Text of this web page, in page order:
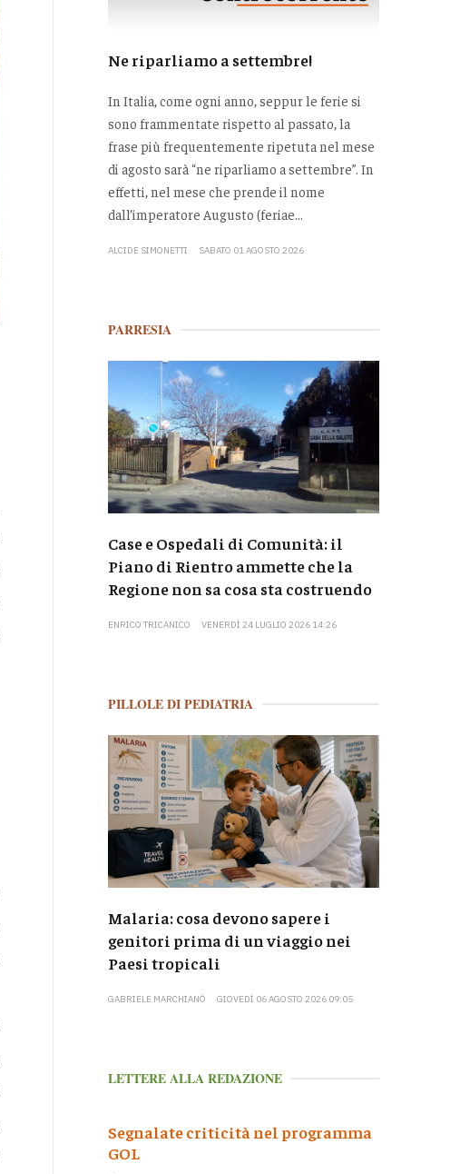
Ne riparliamo a settembre!
In Italia, come ogni anno, seppur le ferie si
sono frammentate rispetto al passato, la
frase più frequentemente ripetuta nel mese
di agosto sarà “ne riparliamo a settembre”. In
effetti, nel mese che prende il nome
dall’imperatore Augusto (feriae...
ALCIDE SIMONETTI SABATO 01 AGOSTO 2026
PARRESIA
Case e Ospedali di Comunità: il
Piano di Rientro ammette che la
Regione non sa cosa sta costruendo
ENRICO TRICANICO VENERDÌ 24 LUGLIO 2026 14:26
PILLOLE DI PEDIATRIA
Malaria: cosa devono sapere i
genitori prima di un viaggio nei
Paesi tropicali
GABRIELE MARCHIANÒ GIOVEDÌ 06 AGOSTO 2026 09:05
LETTERE ALLA REDAZIONE
Segnalate criticità nel programma
GOL